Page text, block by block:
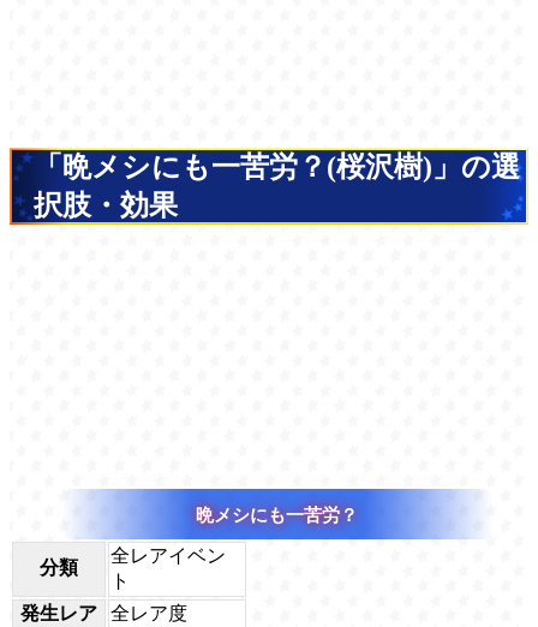
「晩メシにも一苦労？(桜沢樹)」の選
択肢・効果
晩メシにも一苦労？
分類
全レアイベン
ト
発生レア
全レア度